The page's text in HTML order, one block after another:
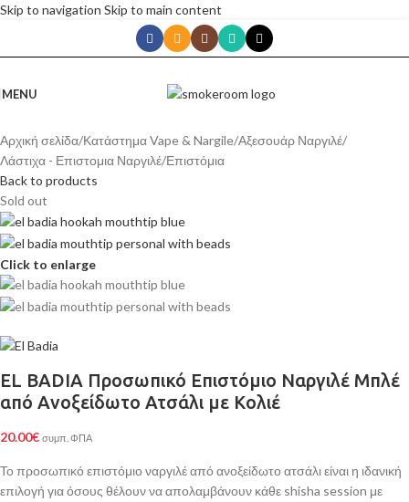
Skip to navigation Skip to main content
MENU
Αρχική σελίδα/Κατάστημα Vape & Nargile/Αξεσουάρ Ναργιλέ/
Λάστιχα - Επιστομια Ναργιλέ/Επιστόμια
Back to products
Sold out
Click to enlarge
EL BADIA Προσωπικό Επιστόμιο Ναργιλέ Μπλέ
από Ανοξείδωτο Ατσάλι με Κολιέ
20.00€ συμπ. ΦΠΑ
Το προσωπικό επιστόμιο ναργιλέ από ανοξείδωτο ατσάλι είναι η ιδανική
επιλογή για όσους θέλουν να απολαμβάνουν κάθε shisha session με